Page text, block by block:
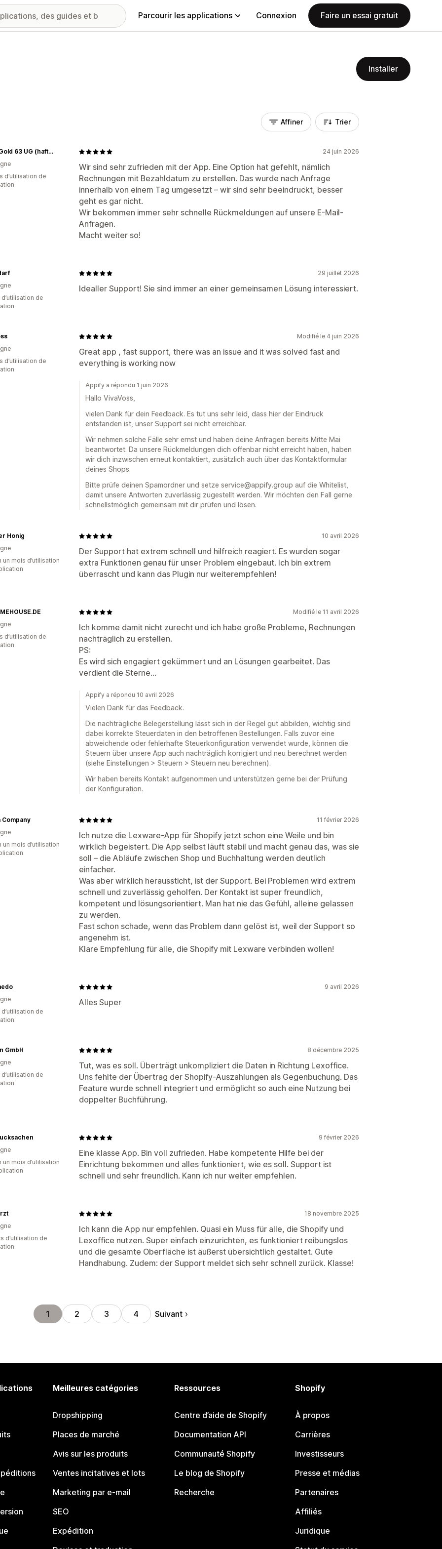
Parcourir les applications Connexion Faire un essai gratuit
Installer
Affiner Trier
24 juin 2026
Wir sind sehr zufrieden mit der App. Eine Option hat gefehlt, nämlich
Rechnungen mit Bezahldatum zu erstellen. Das wurde nach Anfrage
innerhalb von einem Tag umgesetzt – wir sind sehr beeindruckt, besser
geht es gar nicht.
Wir bekommen immer sehr schnelle Rückmeldungen auf unsere E-Mail-
Anfragen.
Macht weiter so!
Retro Gold 63 UG (haftungsbeschränkt)
d’utilisation de
29 juillet 2026
Idealler Support! Sie sind immer an einer gemeinsamen Lösung interessiert.
de
Modifié le 4 juin 2026
Great app , fast support, there was an issue and it was solved fast and
everything is working now
d’utilisation de
Appify a répondu 1 juin 2026
Hallo VivaVoss,
vielen Dank für dein Feedback. Es tut uns sehr leid, dass hier der Eindruck
entstanden ist, unser Support sei nicht erreichbar.
Wir nehmen solche Fälle sehr ernst und haben deine Anfragen bereits Mitte Mai
beantwortet. Da unsere Rückmeldungen dich offenbar nicht erreicht haben, haben
wir dich inzwischen erneut kontaktiert, zusätzlich auch über das Kontaktformular
deines Shops.
Bitte prüfe deinen Spamordner und setze service@appify.group auf die Whitelist,
damit unsere Antworten zuverlässig zugestellt werden. Wir möchten den Fall gerne
schnellstmöglich gemeinsam mit dir prüfen und lösen.
10 avril 2026
Der Support hat extrem schnell und hilfreich reagiert. Es wurden sogar
extra Funktionen genau für unser Problem eingebaut. Ich bin extrem
überrascht und kann das Plugin nur weiterempfehlen!
Honig
un mois d’utilisation
Modifié le 11 avril 2026
Ich komme damit nicht zurecht und ich habe große Probleme, Rechnungen
nachträglich zu erstellen.
PS:
Es wird sich engagiert gekümmert und an Lösungen gearbeitet. Das
verdient die Sterne...
d’utilisation de
Appify a répondu 10 avril 2026
Vielen Dank für das Feedback.
Die nachträgliche Belegerstellung lässt sich in der Regel gut abbilden, wichtig sind
dabei korrekte Steuerdaten in den betroffenen Bestellungen. Falls zuvor eine
abweichende oder fehlerhafte Steuerkonfiguration verwendet wurde, können die
Steuern über unsere App auch nachträglich korrigiert und neu berechnet werden
(siehe Einstellungen > Steuern > Steuern neu berechnen).
Wir haben bereits Kontakt aufgenommen und unterstützen gerne bei der Prüfung
der Konfiguration.
11 février 2026
Ich nutze die Lexware-App für Shopify jetzt schon eine Weile und bin
wirklich begeistert. Die App selbst läuft stabil und macht genau das, was sie
soll – die Abläufe zwischen Shop und Buchhaltung werden deutlich
einfacher.
Was aber wirklich heraussticht, ist der Support. Bei Problemen wird extrem
schnell und zuverlässig geholfen. Der Kontakt ist super freundlich,
kompetent und lösungsorientiert. Man hat nie das Gefühl, alleine gelassen
zu werden.
Fast schon schade, wenn das Problem dann gelöst ist, weil der Support so
angenehm ist.
Klare Empfehlung für alle, die Shopify mit Lexware verbinden wollen!
Company
un mois d’utilisation
9 avril 2026
Alles Super
de
8 décembre 2025
Tut, was es soll. Überträgt unkompliziert die Daten in Richtung Lexoffice.
Uns fehlte der Übertrag der Shopify-Auszahlungen als Gegenbuchung. Das
Feature wurde schnell integriert und ermöglicht so auch eine Nutzung bei
doppelter Buchführung.
GmbH
de
9 février 2026
Eine klasse App. Bin voll zufrieden. Habe kompetente Hilfe bei der
Einrichtung bekommen und alles funktioniert, wie es soll. Support ist
schnell und sehr freundlich. Kann ich nur weiter empfehlen.
un mois d’utilisation
18 novembre 2025
Ich kann die App nur empfehlen. Quasi ein Muss für alle, die Shopify und
Lexoffice nutzen. Super einfach einzurichten, es funktioniert reibungslos
und die gesamte Oberfläche ist äußerst übersichtlich gestaltet. Gute
Handhabung. Zudem: der Support meldet sich sehr schnell zurück. Klasse!
d’utilisation de
1 2 3 4 Suivant
Meilleures catégories
Dropshipping
Places de marché
Avis sur les produits
Ventes incitatives et lots
Marketing par e-mail
SEO
Expédition
Ressources
Centre d’aide de Shopify
Documentation API
Communauté Shopify
Le blog de Shopify
Recherche
Shopify
À propos
Carrières
Investisseurs
Presse et médias
Partenaires
Affiliés
Juridique